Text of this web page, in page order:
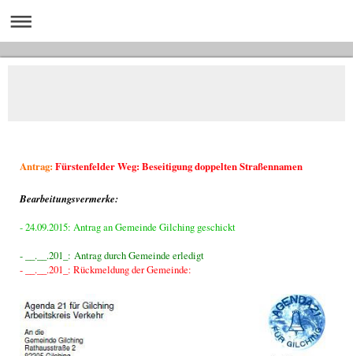
Antrag: Fürstenfelder Weg: Beseitigung doppelten Straßennamen
Bearbeitungsvermerke:
- 24.09.2015: Antrag an Gemeinde Gilching geschickt
- __.__.201_: Antrag durch Gemeinde erledigt
- __.__.201_: Rückmeldung der Gemeinde: